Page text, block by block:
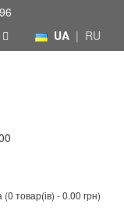
UA | RU
(0 товар(ів) - 0.00 грн)